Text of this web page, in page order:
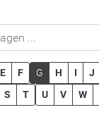
E F G H I J
S T U V W